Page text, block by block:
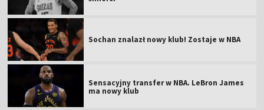
Sochan znalazł nowy klub! Zostaje w NBA
Sensacyjny transfer w NBA. LeBron James
ma nowy klub